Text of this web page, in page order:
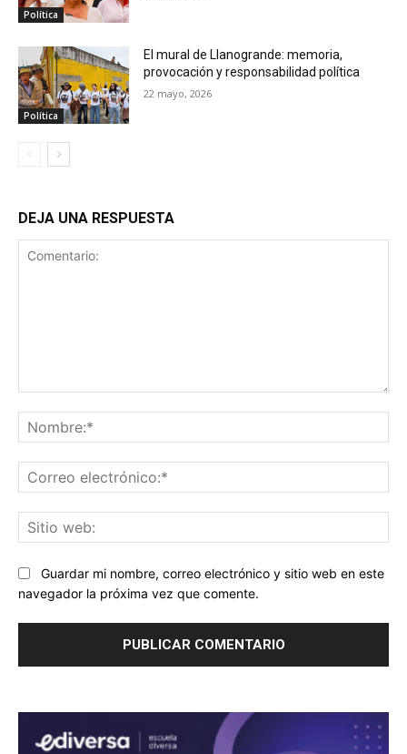
Política
Política
El mural de Llanogrande: memoria,
provocación y responsabilidad política
22 mayo, 2026
DEJA UNA RESPUESTA
Guardar mi nombre, correo electrónico y sitio web en este
navegador la próxima vez que comente.